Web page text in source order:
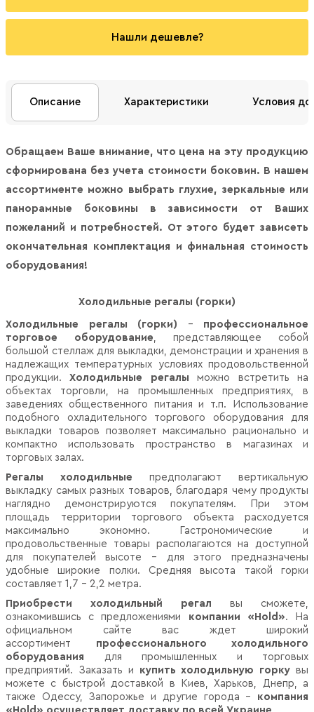
Нашли дешевле?
Описание Характеристики Условия
Обращаем Ваше внимание, что цена на эту продукцию
сформирована без учета стоимости боковин. В нашем
ассортименте можно выбрать глухие, зеркальные или
панорамные боковины в зависимости от Ваших
пожеланий и потребностей. От этого будет зависеть
окончательная комплектация и финальная стоимость
оборудования!
Холодильные регалы (горки)
Холодильные регалы (горки) – профессиональное
торговое оборудование , представляющее собой
большой стеллаж для выкладки, демонстрации и хранения в
надлежащих температурных условиях продовольственной
продукции.Холодильные регалы можно встретить на
объектах торговли, на промышленных предприятиях, в
заведениях общественного питания и т.п. Использование
подобного охладительного торгового оборудования для
выкладки товаров позволяет максимально рационально и
компактно использовать пространство в магазинах и
торговых залах.
Регалы холодильные предполагают вертикальную
выкладку самых разных товаров, благодаря чему продукты
наглядно демонстрируются покупателям. При этом
площадь территории торгового объекта расходуется
максимально экономно. Гастрономические и
продовольственные товары располагаются на доступной
для покупателей высоте – для этого предназначены
удобные широкие полки. Средняя высота такой горки
составляет 1,7 – 2,2 метра.
Приобрести холодильный регал вы сможете,
ознакомившись с предложениями компании «Hold». На
официальном сайте вас ждет широкий
ассортимент профессионального холодильного
оборудования для промышленных и торговых
предприятий. Заказать и купить холодильную горку вы
можете с быстрой доставкой в Киев, Харьков, Днепр, а
также Одессу, Запорожье и другие города – компания